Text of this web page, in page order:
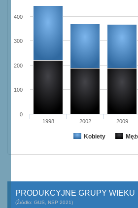
Kobiety
1998 2002 2009
0
100
200
300
400
PRODUKCYJNE GRUPY WIEKU
(Źródło: GUS, NSP 2021)